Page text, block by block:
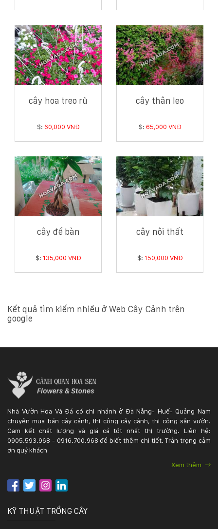
cây hoa treo rũ
$: 60,000 VNĐ
cây thân leo
$: 65,000 VNĐ
cây để bàn
$: 135,000 VNĐ
cây nội thất
$: 150,000 VNĐ
Kết quả tìm kiếm nhiều ở Web Cây Cảnh trên
google
Nhà Vườn Hoa Và Đá có chi nhánh ở Đà Nẵng- Huế- Quảng Nam
chuyên mua bán cây cảnh, thi công cây cảnh, thi công sân vườn.
Cam kết chất lượng và giá cả tốt nhất thị trường. Liên hệ:
0905.593.968 - 0916.700.968 để biết thêm chi tiết. Trân trọng cảm
ơn quý khách
Xem thêm
KỸ THUẬT TRỒNG CÂY